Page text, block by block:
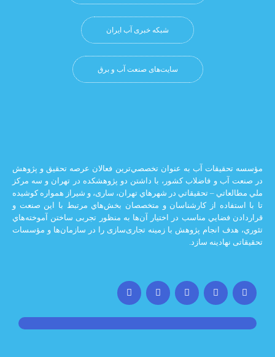
شبکه خبری آب ایران
سایت‌های صنعت آب و برق
آب به عنوان تخصصي‌ترين فعالان عرصه تحقيق و پژوهش
و فاضلاب كشور، با داشتن دو پژوهشكده در تهران و سه مركز
– تحقيقاتي در شهرهاي تهران،‌ ساری، و شيراز‌ همواره كوشيده
از كارشناسان و متخصصان بخش‌هاي مرتبط با اين صنعت و
مناسب در اختيار آن‌ها به منظور تجربی ساختن آموخته‌هاي
انجام پژوهش با زمينه تجاری‌سازی را در سازمان‌ها و مؤسسات
سازد.